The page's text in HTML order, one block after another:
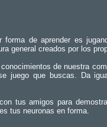
forma de aprender es
general creados por los
de nuestra
juego que buscas. Da
tus amigos para
tus neuronas en forma.